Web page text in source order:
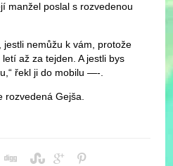
manžel poslal s rozvedenou
jestli nemůžu k vám, protože
až za tejden. A jestli bys
řekl ji do mobilu —-.
rozvedená Gejša.